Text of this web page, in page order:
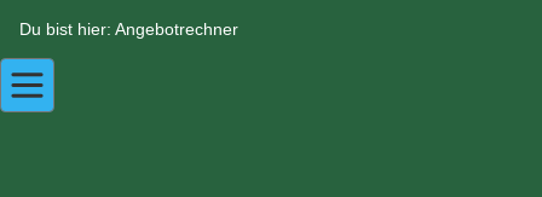
Du bist hier: Angebotrechner